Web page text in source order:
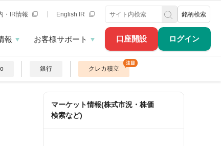
口座開設 ログイン
・IR情報 English IR 銘柄検索
報 お客様サポート
銀行 クレカ積立
マーケット情報(株式市況・株価
検索など)